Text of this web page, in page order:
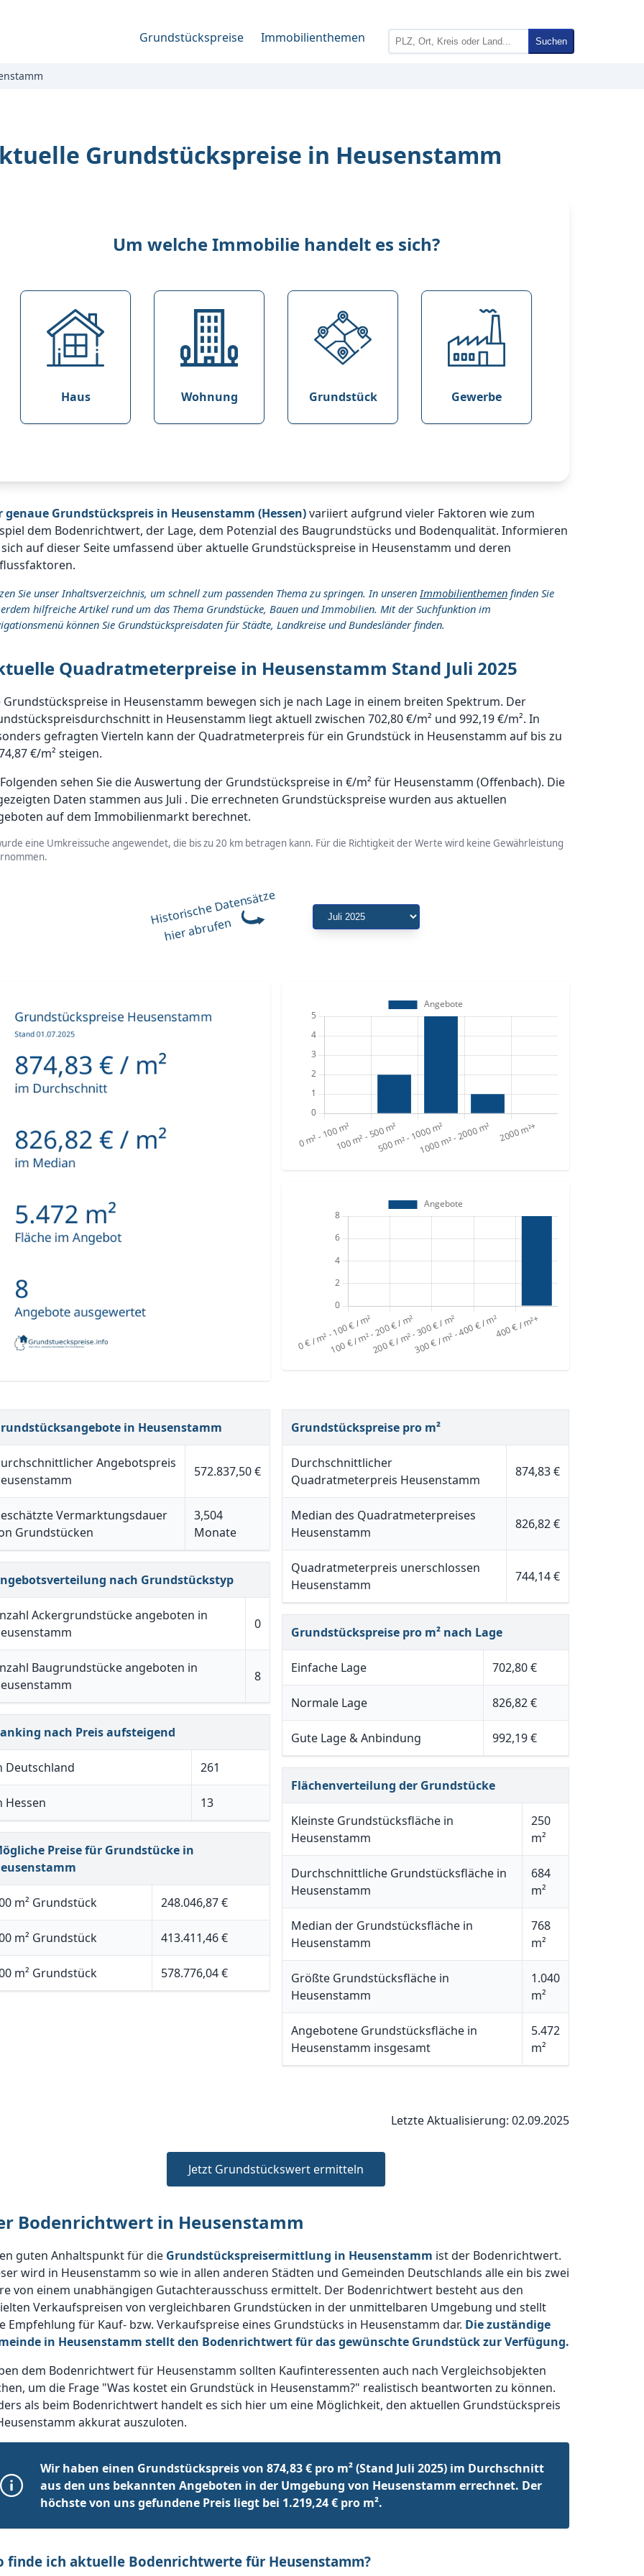
Grundstückspreise Immobilienthemen Suchen
Grundstückspreise in Heusenstamm
Um welche Immobilie handelt es sich?
Haus Wohnung Grundstück Gewerbe
genaue Grundstückspreis in Heusenstamm (Hessen)variiert aufgrund vieler Faktoren wie zum
dem Bodenrichtwert, der Lage, dem Potenzial des Baugrundstücks und Bodenqualität. Informieren
sich auf dieser Seite umfassend über aktuelle Grundstückspreise in Heusenstamm und deren
Sie unser Inhaltsverzeichnis, um schnell zum passenden Thema zu springen. In unserenImmobilienthemen finden Sie
hilfreiche Artikel rund um das Thema Grundstücke, Bauen und Immobilien. Mit der Suchfunktion im
können Sie Grundstückspreisdaten für Städte, Landkreise und Bundesländer finden.
Quadratmeterpreise in Heusenstamm Stand Juli 2025
Grundstückspreise in Heusenstamm bewegen sich je nach Lage in einem breiten Spektrum. Der
in Heusenstamm liegt aktuell zwischen 702,80 €/m² und 992,19 €/m². In
gefragten Vierteln kann der Quadratmeterpreis für ein Grundstück in Heusenstamm auf bis zu
€/m² steigen.
sehen Sie die Auswertung der Grundstückspreise in €/m² für Heusenstamm (Offenbach). Die
Daten stammen aus Juli . Die errechneten Grundstückspreise wurden aus aktuellen
auf dem Immobilienmarkt berechnet.
eine Umkreissuche angewendet, die bis zu 20 km betragen kann. Für die Richtigkeit der Werte wird keine Gewährleistung
Historische Datensätze
hier abrufen
in Heusenstamm
Angebotspreis
572.837,50 €
Vermarktungsdauer
Grundstücken
3,504
Monate
nach Grundstückstyp
Ackergrundstücke angeboten in
0
Baugrundstücke angeboten in
8
nach Preis aufsteigend
Deutschland 261
Hessen 13
Preise für Grundstücke in
m² Grundstück 248.046,87 €
m² Grundstück 413.411,46 €
m² Grundstück 578.776,04 €
Grundstückspreise pro m²
Durchschnittlicher
Quadratmeterpreis Heusenstamm
874,83 €
Median des Quadratmeterpreises
Heusenstamm
826,82 €
Quadratmeterpreis unerschlossen
Heusenstamm
744,14 €
Grundstückspreise pro m² nach Lage
Einfache Lage 702,80 €
Normale Lage 826,82 €
Gute Lage & Anbindung 992,19 €
Flächenverteilung der Grundstücke
Kleinste Grundstücksfläche in
Heusenstamm
250
m²
Durchschnittliche Grundstücksfläche in
Heusenstamm
684
m²
Median der Grundstücksfläche in
Heusenstamm
768
m²
Größte Grundstücksfläche in
Heusenstamm
1.040
m²
Angebotene Grundstücksfläche in
Heusenstamm insgesamt
5.472
m²
Letzte Aktualisierung: 02.09.2025
Jetzt Grundstückswert ermitteln
Bodenrichtwert in Heusenstamm
guten Anhaltspunkt für die Grundstückspreisermittlung in Heusenstamm ist der Bodenrichtwert.
wird in Heusenstamm so wie in allen anderen Städten und Gemeinden Deutschlands alle ein bis zwei
von einem unabhängigen Gutachterausschuss ermittelt. Der Bodenrichtwert besteht aus den
Verkaufspreisen von vergleichbaren Grundstücken in der unmittelbaren Umgebung und stellt
Empfehlung für Kauf- bzw. Verkaufspreise eines Grundstücks in Heusenstamm dar. Die zuständige
in Heusenstamm stellt den Bodenrichtwert für das gewünschte Grundstück zur Verfügung.
dem Bodenrichtwert für Heusenstamm sollten Kaufinteressenten auch nach Vergleichsobjekten
um die Frage "Was kostet ein Grundstück in Heusenstamm?" realistisch beantworten zu können.
als beim Bodenrichtwert handelt es sich hier um eine Möglichkeit, den aktuellen Grundstückspreis
akkurat auszuloten.
Wir haben einen Grundstückspreis von 874,83 € pro m² (Stand Juli 2025) im Durchschnitt
aus den uns bekannten Angeboten in der Umgebung von Heusenstamm errechnet. Der
höchste von uns gefundene Preis liegt bei 1.219,24 € pro m².
finde ich aktuelle Bodenrichtwerte für Heusenstamm?